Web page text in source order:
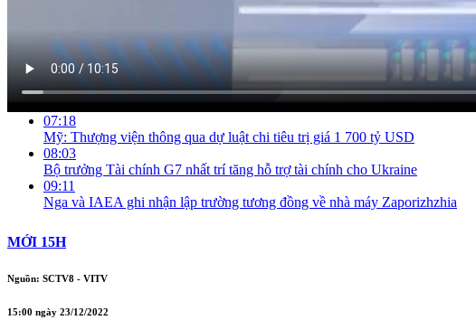
Việt Nam đón hơn 100 triệu khách du lịch trong năm 2022
TP Hồ Chí Minh: Bình quân thưởng Tết năm nay cao hơn năm ngoái
04:38
Chùm TV
06:36
Mỹ công bố lý do mời Tổng thống Zelensky đến thăm
07:18
Mỹ: Thượng viện thông qua dự luật chi tiêu trị giá 1 700 tỷ USD
08:03
Bộ trưởng Tài chính G7 nhất trí tăng hỗ trợ tài chính cho Ukraine
09:11
Nga và IAEA ghi nhận lập trường tương đồng về nhà máy Zaporizhzhia
MỚI 15H
Nguồn: SCTV8 - VITV
15:00 ngày 23/12/2022